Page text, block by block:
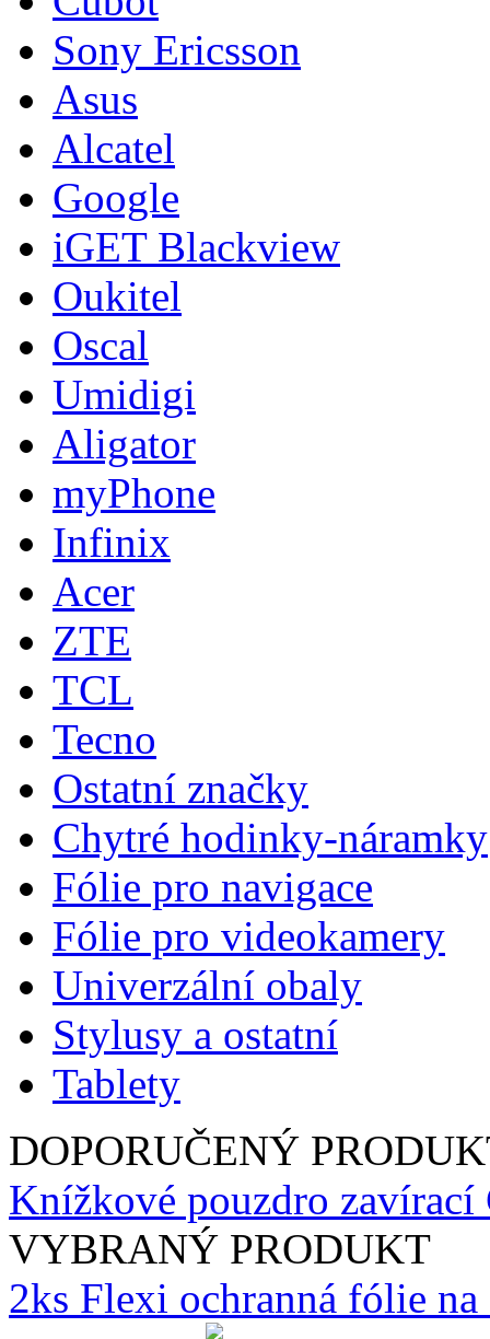
Sony Ericsson
Asus
Alcatel
Google
iGET Blackview
Oukitel
Oscal
Umidigi
Aligator
myPhone
Infinix
Acer
ZTE
TCL
Tecno
Ostatní značky
Chytré hodinky-náramky
Fólie pro navigace
Fólie pro videokamery
Univerzální obaly
Stylusy a ostatní
Tablety
DOPORUČENÝ
Knížkové pouzdro
VYBRANÝ PRODUKT
2ks Flexi ochranná fólie